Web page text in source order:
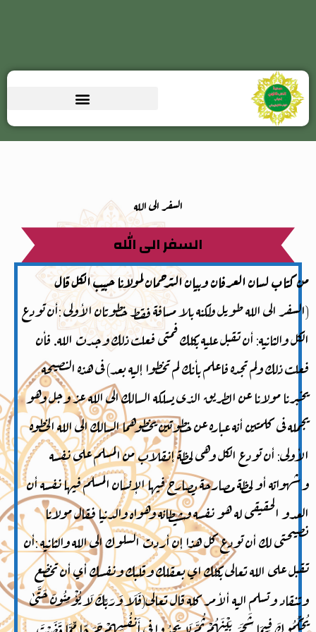
السفر الى الله
السفر الى الله
من كتاب لسان العرفان وبيان الترحمان لمولانا حبيب الكل قال
(السفر الى الله طويل ولكنه بلا مسافة فقط خطوتان الأولى :أن تودع
الكل والثانيه: أن تقبل عليه بكلك فمتى فعلت ذلك وجدت الله. فأن
فعلت ذلك ولم تجده فاعلم بأنك لم تخطوا إليه بعد) فى هذه النصيحه
يخبرنا مولانا عن الطريق الذى يسلكه السالك الى الله عز وجل وهو
يجمله فى كلمتين أنه عباره عن خطوتين يخطوهما السالك الى الله الخطوه
الأولى: أن تودع الكل وهى لحظة إنقلاب من المسلم على نفسه
وشهواته أو لحظة مصارحة يصارح فيها الإنسان المسلم فيها نفسه أن
العدو الحقيقى له هو نفسه وشيطانه وهواه والدنيا فقال مولانا
نصيحتى لك أن تودع كل هذا إن أردت السلوك الى الله والثانيه :أن
تقبل على الله تعالى بكلك اي بعقلك وقلبك ونفسك أي أن تخضع
وتنقاد وتسلم اليه ألأمر كله قال تعالى(فَلَا وَرَبِّكَ لَا يُؤْمِنُونَ حَتَّىٰ
يُحَكِّمُوكَ فِيمَا شَجَرَ بَيْنَهُمْ ثُمَّ لَا يَجِدُوا فِي أَنفُسِهِمْ حَرَجًا مِّمَّا قَضَيْتَ